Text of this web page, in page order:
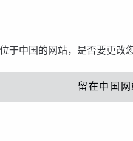
中国的网站，是否要更改
留在中国网
WATCH